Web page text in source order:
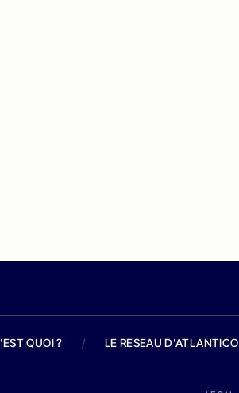
QUOI ? / LE RESEAU D'ATLANTICO